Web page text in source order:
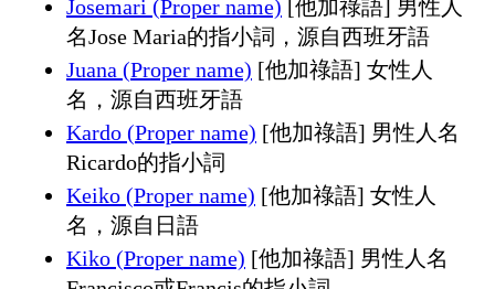
Josemari (Proper name) [他加祿語] 男性人
名Jose Maria的指小詞，源自西班牙語
Juana (Proper name) [他加祿語] 女性人
名，源自西班牙語
Kardo (Proper name) [他加祿語] 男性人名
Ricardo的指小詞
Keiko (Proper name) [他加祿語] 女性人
名，源自日語
Kiko (Proper name) [他加祿語] 男性人名